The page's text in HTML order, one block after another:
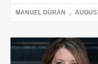
MANUEL DURAN